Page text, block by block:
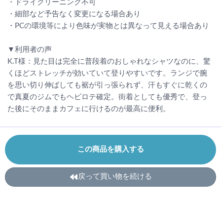
・ドライクリーニング不可
・細部など予告なく変更になる場合あり
・PCの環境等により色味が実物とは異なって見える場合あり
▼利用者の声
K.T様：見た目は完全に普段着のおしゃれなシャツなのに、驚
くほどストレッチが効いていて登りやすいです。ランジで腕
を思い切り伸ばしても裾が引っ張られず、汗もすぐに乾くの
で真夏のジムでもヘビロテ確定。街着としても優秀で、登っ
た後にそのままカフェに行けるのが最高に便利。
この商品を購入する
戻って買い物を続ける